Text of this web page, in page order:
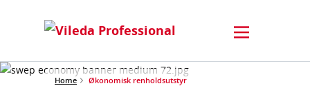
Home Økonomisk renholdsutstyr